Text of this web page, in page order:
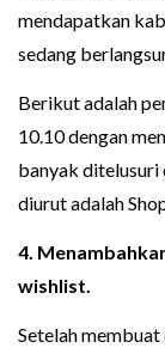
mendapatkan
sedang
Berikut adalah
10.10 dengan
banyak ditelusuri
diurut adalah
4.
wishlist.
Setelah